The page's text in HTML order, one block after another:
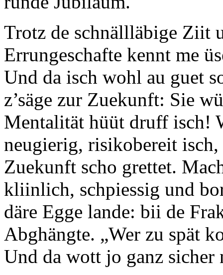
Trotz de schnällläbige Ziit
Errungeschafte kennt me
Und da isch wohl au guet
z’säge zur Zuekunft: Sie
Mentalität hüüt druff isch!
neugierig, risikobereit
Zuekunft scho grettet.
kliinlich, schpiessig und
däre Egge lande: bii de
Abghängte. „Wer zu spät
Und da wott jo ganz